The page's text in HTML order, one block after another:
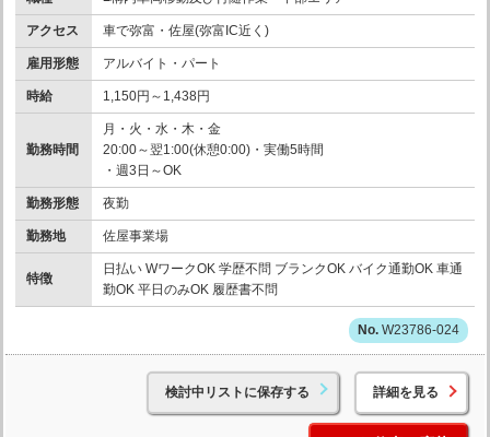
アクセス 車で弥富・佐屋(弥富IC近く)
雇用形態 アルバイト・パート
時給 1,150円～1,438円
勤務時間
月・火・水・木・金
20:00～翌1:00(休憩0:00)・実働5時間
・週3日～OK
勤務形態 夜勤
勤務地 佐屋事業場
特徴
日払い WワークOK 学歴不問 ブランクOK バイク通勤OK 車通
勤OK 平日のみOK 履歴書不問
W23786-024
検討中リストに保存する 詳細を見る